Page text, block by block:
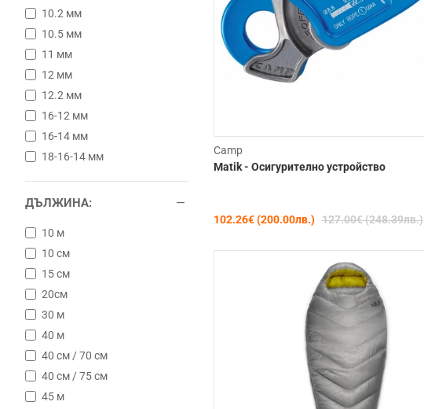
10.2 мм
10.5 мм
11 мм
12 мм
12.2 мм
16-12 мм
16-14 мм
18-16-14 мм
ДЪЛЖИНА:
10 м
10 см
15 см
20см
30 м
40 м
40 см / 70 см
40 см / 75 см
45 м
Camp
Matik - Oсигурителнo устройство
102.26€ (200.00лв.) 127.00€ (248.39лв.)